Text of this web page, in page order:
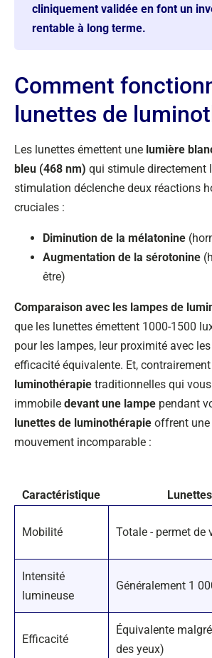
cliniquement validée en font un
rentable à long terme.
Comment
lunettes de
Les lunettes émettent une lumière
bleu (468 nm) qui stimule directement
stimulation déclenche deux réactions
cruciales :
Diminution de la mélatonine
Augmentation de la sérotonine
être)
Comparaison avec les lampes de
que les lunettes émettent 1000-1500
pour les lampes, leur proximité avec
efficacité équivalente. Et,
luminothérapie traditionnelles qui
immobile devant une lampe pendant
lunettes de luminothérapie offrent une
mouvement incomparable :
Caractéristique
Mobilité Totale - permet de
Intensité
lumineuse
Généralement 1
Efficacité
Équivalente
des yeux)